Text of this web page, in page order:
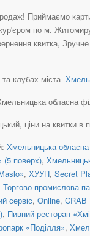
Приймаємо
по м.
квитка,
клубах міста
обласна
ціни на квитки
Хмельницька
(5 поверх),
, ХУУП, Secret
Торгово-промислова
сервіс, Online, CRAB
, Пивний ресторан
«Поділля»,